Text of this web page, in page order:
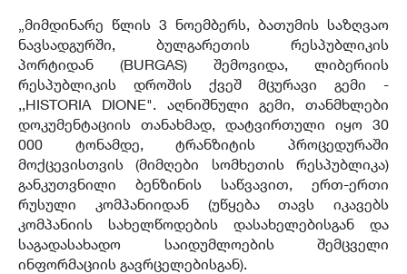
„მიმდინარე წლის 3 ნოემბერს, ბათუმის საზღვაო
ნავსადგურში, ბულგარეთის რესპუბლიკის
პორტიდან (BURGAS) შემოვიდა, ლიბერიის
რესპუბლიკის დროშის ქვეშ მცურავი გემი -
,,HISTORIA DIONE". აღნიშნული გემი, თანმხლები
დოკუმენტაციის თანახმად, დატვირთული იყო 30
000 ტონამდე, ტრანზიტის პროცედურაში
მოქცევისთვის (მიმღები სომხეთის რესპუბლიკა)
განკუთვნილი ბენზინის საწვავით, ერთ-ერთი
რუსული კომპანიიდან (უწყება თავს იკავებს
კომპანიის სახელწოდების დასახელებისგან და
საგადასახადო საიდუმლოების შემცველი
ინფორმაციის გავრცელებისგან).